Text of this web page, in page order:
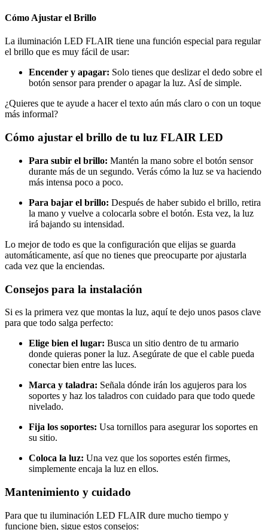
Cómo Ajustar el Brillo
La iluminación LED FLAIR tiene una función especial para regular
el brillo que es muy fácil de usar:
Encender y apagar: Solo tienes que deslizar el dedo sobre el
botón sensor para prender o apagar la luz. Así de simple.
¿Quieres que te ayude a hacer el texto aún más claro o con un toque
más informal?
Cómo ajustar el brillo de tu luz FLAIR LED
Para subir el brillo: Mantén la mano sobre el botón sensor
durante más de un segundo. Verás cómo la luz se va haciendo
más intensa poco a poco.
Para bajar el brillo: Después de haber subido el brillo, retira
la mano y vuelve a colocarla sobre el botón. Esta vez, la luz
irá bajando su intensidad.
Lo mejor de todo es que la configuración que elijas se guarda
automáticamente, así que no tienes que preocuparte por ajustarla
cada vez que la enciendas.
Consejos para la instalación
Si es la primera vez que montas la luz, aquí te dejo unos pasos clave
para que todo salga perfecto:
Elige bien el lugar: Busca un sitio dentro de tu armario
donde quieras poner la luz. Asegúrate de que el cable pueda
conectar bien entre las luces.
Marca y taladra: Señala dónde irán los agujeros para los
soportes y haz los taladros con cuidado para que todo quede
nivelado.
Fija los soportes: Usa tornillos para asegurar los soportes en
su sitio.
Coloca la luz: Una vez que los soportes estén firmes,
simplemente encaja la luz en ellos.
Mantenimiento y cuidado
Para que tu iluminación LED FLAIR dure mucho tiempo y
funcione bien, sigue estos consejos: